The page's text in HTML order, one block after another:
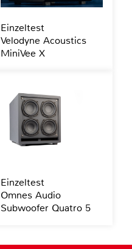
Einzeltest
Velodyne Acoustics
MiniVee X
Einzeltest
Omnes Audio
Subwoofer Quatro 5